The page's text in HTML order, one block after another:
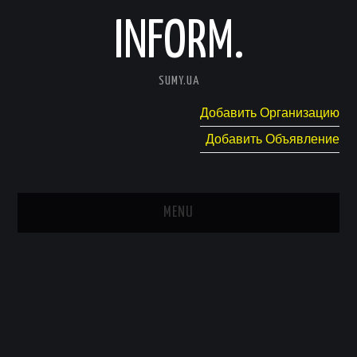
INFORM.
SUMY.UA
Добавить Организацию
Добавить Объявление
MENU